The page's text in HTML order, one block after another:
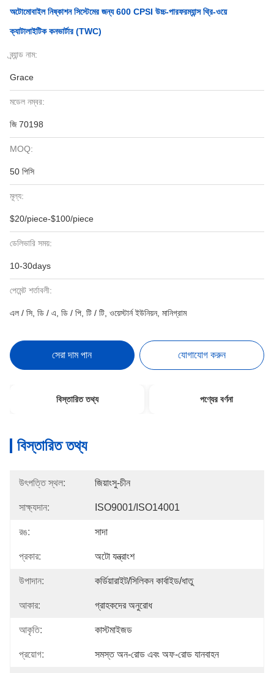
অটোমোবাইল নিষ্কাশন সিস্টেমের জন্য 600 CPSI উচ্চ-পারফরম্যান্স থ্রি-ওয়ে
ক্যাটালাইটিক কনভার্টার (TWC)
ব্র্যান্ড নাম:
Grace
মডেল নম্বর:
জি 70198
MOQ:
50 পিসি
মূল্য:
$20/piece-$100/piece
ডেলিভারি সময়:
10-30days
পেমেন্ট শর্তাবলী:
এল / সি, ডি / এ, ডি / পি, টি / টি, ওয়েস্টার্ন ইউনিয়ন, মানিগ্রাম
সেরা দাম পান যোগাযোগ করুন
বিস্তারিত তথ্য পণ্যের বর্ণনা
বিস্তারিত তথ্য
উৎপত্তি স্থল: জিয়াংসু-চীন
সাক্ষ্যদান: ISO9001/ISO14001
রঙ: সাদা
প্রকার: অটো যন্ত্রাংশ
উপাদান: কর্ডিয়ারাইট/সিলিকন কার্বাইড/ধাতু
আকার: গ্রাহকদের অনুরোধ
আকৃতি: কাস্টমাইজড
প্রয়োগ: সমস্ত অন-রোড এবং অফ-রোড যানবাহন